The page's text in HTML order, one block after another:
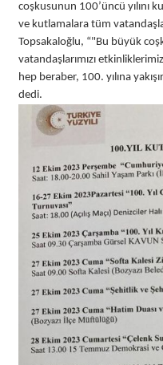
coşkusunun 100’üncü yılını
ve kutlamalara tüm
Topsakaloğlu, “"Bu büyük
vatandaşlarımızı
hep beraber, 100. yılına
dedi.